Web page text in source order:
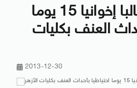
حبس 22 طالبا إخوانيا 15 يوما
العنف بكليات
2013-12-30